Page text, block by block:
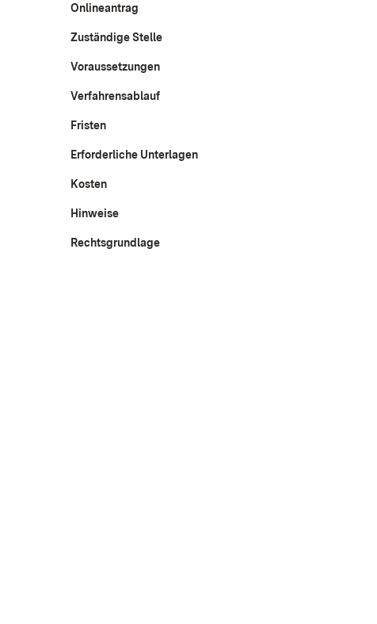
Onlineantrag
Zuständige Stelle
Voraussetzungen
Verfahrensablauf
Fristen
Erforderliche Unterlagen
Kosten
Hinweise
Rechtsgrundlage